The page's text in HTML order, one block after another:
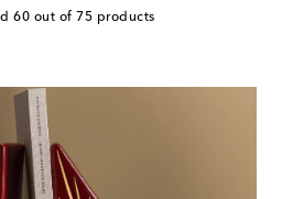
60 out of 75 products